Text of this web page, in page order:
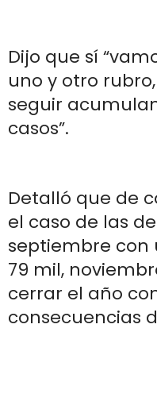
Dijo que sí
uno y otro
seguir
casos”.
Detalló que de
el caso de las
septiembre con
79 mil,
cerrar el año
consecuencias